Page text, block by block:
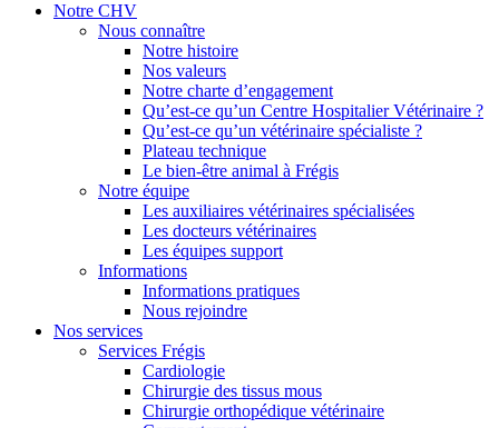
Notre CHV
Nous connaître
Notre histoire
Nos valeurs
Notre charte d’engagement
Qu’est-ce qu’un Centre Hospitalier Vétérinaire ?
Qu’est-ce qu’un vétérinaire spécialiste ?
Plateau technique
Le bien-être animal à Frégis
Notre équipe
Les auxiliaires vétérinaires spécialisées
Les docteurs vétérinaires
Les équipes support
Informations
Informations pratiques
Nous rejoindre
Nos services
Services Frégis
Cardiologie
Chirurgie des tissus mous
Chirurgie orthopédique vétérinaire